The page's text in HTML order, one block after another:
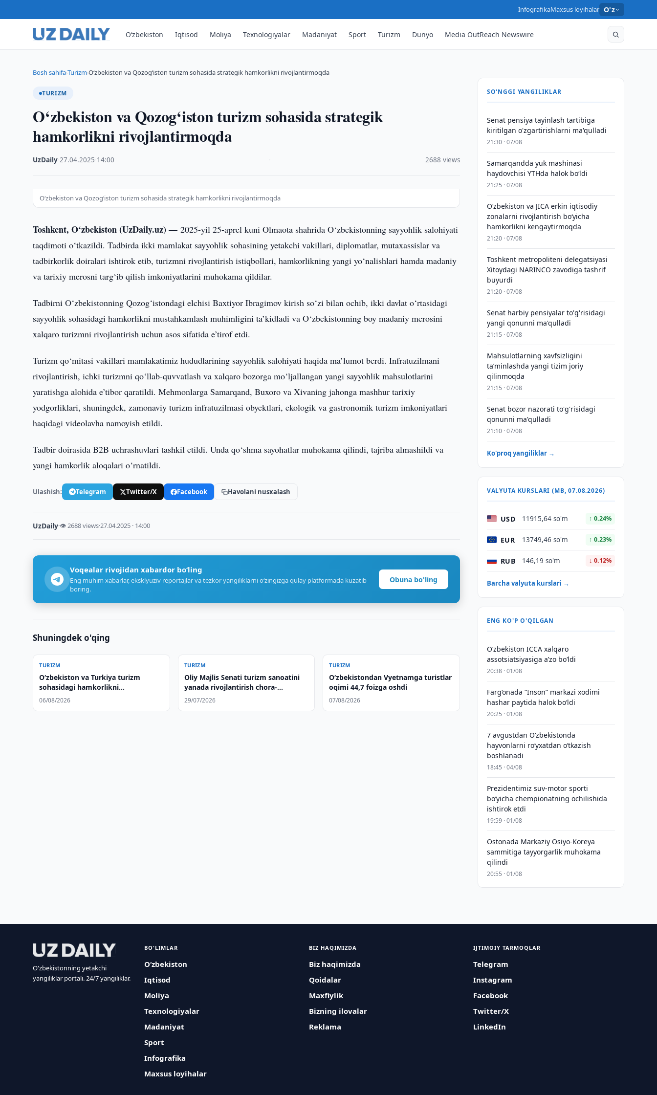
InfografikaMaxsus loyihalar O'z
O‘zbekiston Iqtisod Moliya Texnologiyalar Madaniyat Sport Turizm Dunyo Media OutReach Newswire
Bosh sahifa›Turizm›O‘zbekiston va Qozog‘iston turizm sohasida strategik hamkorlikni rivojlantirmoqda
TURIZM
O‘zbekiston va Qozog‘iston turizm sohasida strategik
hamkorlikni rivojlantirmoqda
UzDaily ·27.04.2025 14:00 2688 views
O‘zbekiston va Qozog‘iston turizm sohasida strategik hamkorlikni rivojlantirmoqda
Toshkent, O‘zbekiston (UzDaily.uz) —2025-yil 25-aprel kuni Olmaota shahrida O‘zbekistonning sayyohlik salohiyati
taqdimoti o‘tkazildi. Tadbirda ikki mamlakat sayyohlik sohasining yetakchi vakillari, diplomatlar, mutaxassislar va
tadbirkorlik doiralari ishtirok etib, turizmni rivojlantirish istiqbollari, hamkorlikning yangi yo‘nalishlari hamda madaniy
va tarixiy merosni targ‘ib qilish imkoniyatlarini muhokama qildilar.
Tadbirni O‘zbekistonning Qozog‘istondagi elchisi Baxtiyor Ibragimov kirish so‘zi bilan ochib, ikki davlat o‘rtasidagi
sayyohlik sohasidagi hamkorlikni mustahkamlash muhimligini ta’kidladi va O‘zbekistonning boy madaniy merosini
xalqaro turizmni rivojlantirish uchun asos sifatida e’tirof etdi.
Turizm qo‘mitasi vakillari mamlakatimiz hududlarining sayyohlik salohiyati haqida ma’lumot berdi. Infratuzilmani
rivojlantirish, ichki turizmni qo‘llab-quvvatlash va xalqaro bozorga mo‘ljallangan yangi sayyohlik mahsulotlarini
yaratishga alohida e’tibor qaratildi. Mehmonlarga Samarqand, Buxoro va Xivaning jahonga mashhur tarixiy
yodgorliklari, shuningdek, zamonaviy turizm infratuzilmasi obyektlari, ekologik va gastronomik turizm imkoniyatlari
haqidagi videolavha namoyish etildi.
Tadbir doirasida B2B uchrashuvlari tashkil etildi. Unda qo‘shma sayohatlar muhokama qilindi, tajriba almashildi va
yangi hamkorlik aloqalari o‘rnatildi.
Ulashish: Telegram Twitter/X Facebook Havolani nusxalash
UzDaily·👁 2688 views·27.04.2025 · 14:00
Voqealar rivojidan xabardor bo‘ling
Eng muhim xabarlar, eksklyuziv reportajlar va tezkor yangiliklarni o‘zingizga qulay platformada kuzatib
boring.
Obuna bo'ling
Shuningdek o'qing
TURIZM
Oʻzbekiston va Turkiya turizm
sohasidagi hamkorlikni
kengaytiradi
06/08/2026
TURIZM
Oliy Majlis Senati turizm sanoatini
yanada rivojlantirish chora-
tadbirlarini muhokama qildi
29/07/2026
TURIZM
O‘zbekistondan Vyetnamga turistlar
oqimi 44,7 foizga oshdi
07/08/2026
SO'NGGI YANGILIKLAR
Senat pensiya tayinlash tartibiga
kiritilgan o'zgartirishlarni ma'qulladi
21:30 · 07/08
Samarqandda yuk mashinasi
haydovchisi YTHda halok bo‘ldi
21:25 · 07/08
Oʻzbekiston va JICA erkin iqtisodiy
zonalarni rivojlantirish boʻyicha
hamkorlikni kengaytirmoqda
21:20 · 07/08
Toshkent metropoliteni delegatsiyasi
Xitoydagi NARINCO zavodiga tashrif
buyurdi
21:20 · 07/08
Senat harbiy pensiyalar to'g'risidagi
yangi qonunni ma'qulladi
21:15 · 07/08
Mahsulotlarning xavfsizligini
taʼminlashda yangi tizim joriy
qilinmoqda
21:15 · 07/08
Senat bozor nazorati to'g'risidagi
qonunni ma'qulladi
21:10 · 07/08
Ko'proq yangiliklar →
VALYUTA KURSLARI (MB, 07.08.2026)
USD 11915,64 so'm ↑ 0.24%
EUR 13749,46 so'm ↑ 0.23%
RUB 146,19 so'm ↓ 0.12%
Barcha valyuta kurslari →
ENG KO'P O'QILGAN
O‘zbekiston ICCA xalqaro
assotsiatsiyasiga aʼzo bo‘ldi
20:38 · 01/08
Farg‘onada “Inson” markazi xodimi
hashar paytida halok bo‘ldi
20:25 · 01/08
7 avgustdan O‘zbekistonda
hayvonlarni ro‘yxatdan o‘tkazish
boshlanadi
18:45 · 04/08
Prezidentimiz suv-motor sporti
bo‘yicha chempionatning ochilishida
ishtirok etdi
19:59 · 01/08
Ostonada Markaziy Osiyo-Koreya
sammitiga tayyorgarlik muhokama
qilindi
20:55 · 01/08
O'zbekistonning yetakchi
yangiliklar portali. 24/7 yangiliklar.
BO'LIMLAR
O‘zbekiston
Iqtisod
Moliya
Texnologiyalar
Madaniyat
Sport
Infografika
Maxsus loyihalar
BIZ HAQIMIZDA
Biz haqimizda
Qoidalar
Maxfiylik
Bizning ilovalar
Reklama
IJTIMOIY TARMOQLAR
Telegram
Instagram
Facebook
Twitter/X
LinkedIn